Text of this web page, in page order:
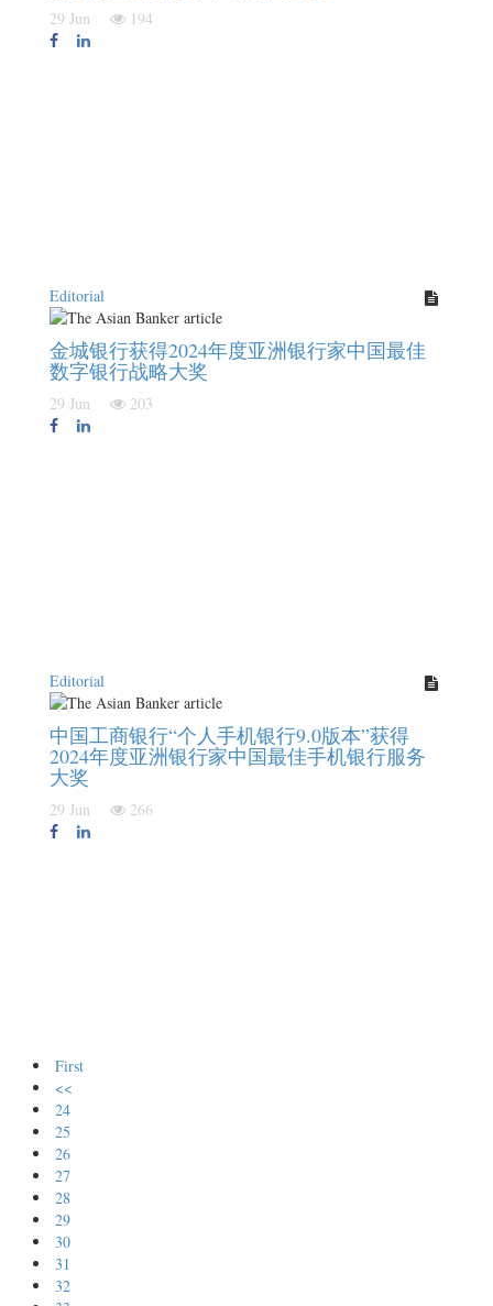
29 Jun 194
Editorial
金城银行获得2024年度亚洲银行家中国最佳
数字银行战略大奖
29 Jun 203
Editorial
中国工商银行“个人手机银行9.0版本”获得
2024年度亚洲银行家中国最佳手机银行服务
大奖
29 Jun 266
First
<<
24
25
26
27
28
29
30
31
32